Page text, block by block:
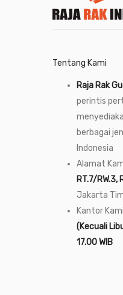
Tentang Kami
Raja Rak
perintis
berbagai
Indonesia
Alamat
RT.7/
Jakarta
Kantor
(Kecuali
17.00 WIB